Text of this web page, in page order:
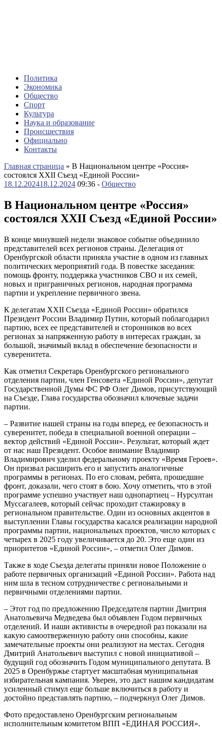
Политика
Экономика
Общество
Спорт
Культура
Наука и образование
Происшествия
Официально
Контакты
Главная страница » В Национальном центре «Россия»
состоялся XXII Съезд «Единой России»
18.12.202418.12.2024 09:36 - Общество
В Национальном центре «Россия»
состоялся XXII Съезд «Единой России»
В конце минувшей недели знаковое событие объединило
представителей всех регионов страны. Делегация от
Оренбургской области приняла участие в одном из главных
политических мероприятий года. В повестке заседания:
помощь фронту, поддержка участников СВО и их семей,
новых и приграничных регионов, народная программа
партии и укрепление первичного звена.
К делегатам XXII Съезда «Единой России» обратился
Президент России Владимир Путин, который поблагодарил
партию, всех ее представителей и сторонников во всех
регионах за напряженную работу в интересах граждан, за
большой, значимый вклад в обеспечение безопасности и
суверенитета.
Как отметил Секретарь Оренбургского регионального
отделения партии, член Генсовета «Единой России», депутат
Государственной Думы ФС РФ Олег Димов, присутствующий
на Съезде, Глава государства обозначил ключевые задачи
партии.
– Развитие нашей страны на годы вперед, ее безопасность и
суверенитет, победа в специальной военной операции –
вектор действий «Единой России». Результат, который ждет
от нас наш Президент. Особое внимание Владимир
Владимирович уделил федеральному проекту «Время Героев».
Он призвал расширить его и запустить аналогичные
программы в регионах. По его словам, ребята, прошедшие
фронт, доказали, чего стоят в бою. Хочу отметить, что в этой
программе успешно участвует наш однопартиец – Нурсултан
Муссагалеев, который сейчас проходит стажировку в
региональном правительстве. Один из основных акцентов в
выступлении Главы государства касался реализации народной
программы партии, национальных проектов, число которых с
четырех в 2025 году увеличивается до 20. Это еще один из
приоритетов «Единой России», – отметил Олег Димов.
Также в ходе Съезда делегаты приняли новое Положение о
работе первичных организаций «Единой России». Работа над
ним шла в тесном сотрудничестве с региональными и
первичными отделениями партии.
– Этот год по предложению Председателя партии Дмитрия
Анатольевича Медведева был объявлен Годом первичных
отделений. И наши активисты в очередной раз показали на
какую самоотверженную работу они способны, какие
замечательные проекты они реализуют на местах. Сегодня
Дмитрий Анатольевич выступил с новой инициативой –
будущий год обозначить Годом муниципального депутата. В
2025 в Оренбуржье стартует масштабная муниципальная
избирательная кампания. Уверен, это даст нашим кандидатам
усиленный стимул еще больше включиться в работу и
достойно представлять партию, – подчеркнул Олег Димов.
Фото предоставлено Оренбургским региональным
исполнительным комитетом ВПП «ЕДИНАЯ РОССИЯ».